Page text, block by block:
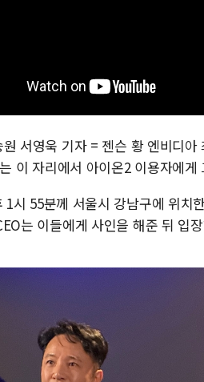
서영욱 기자 = 젠슨 황 엔비디
이 자리에서 아이온2 이용자에
1시 55분께 서울시 강남구에 위치
는 이들에게 사인을 해준 뒤 입